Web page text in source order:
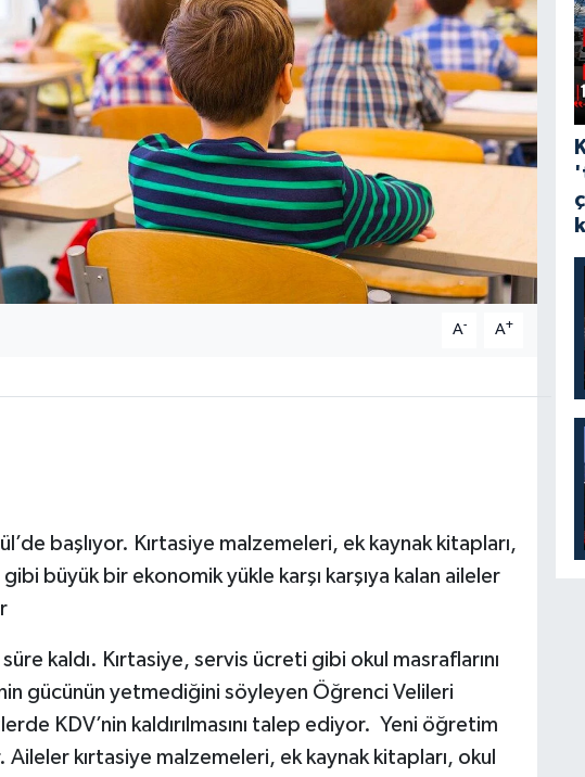
A- A+
başlıyor. Kırtasiye malzemeleri, ek kaynak kitapları,
büyük bir ekonomik yükle karşı karşıya kalan aileler
süre kaldı. Kırtasiye, servis ücreti gibi okul masraflarını
gücünün yetmediğini söyleyen Öğrenci Velileri
KDV’nin kaldırılmasını talep ediyor. Yeni öğretim
Aileler kırtasiye malzemeleri, ek kaynak kitapları, okul